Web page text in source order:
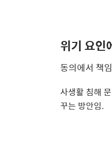
위기 요인
동의에서 책
사생활 침해
꾸는 방안임.